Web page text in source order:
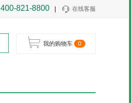
在线客服
400-821-8800
我的购物车 0